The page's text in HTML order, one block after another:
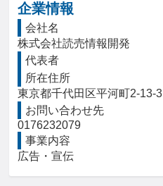
企業情報
会社名
株式会社読売情報開発
代表者
所在住所
東京都千代田区平河町2-13-3
お問い合わせ先
0176232079
事業内容
広告・宣伝